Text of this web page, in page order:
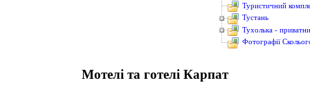
Туристичний
Тустань
Тухолька -
Фотографії
Мотелі та готелі Карпат